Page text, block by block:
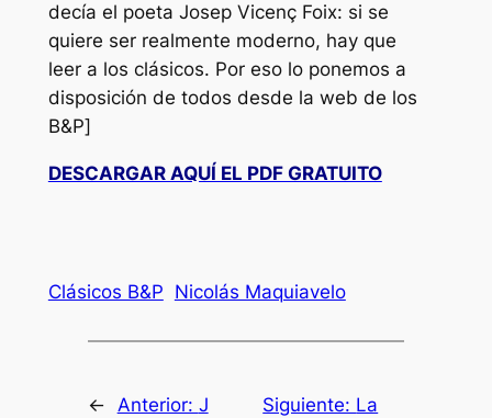
decía el poeta Josep Vicenç Foix: si se
quiere ser realmente moderno, hay que
leer a los clásicos. Por eso lo ponemos a
disposición de todos desde la web de los
B&P]
DESCARGAR AQUÍ EL PDF GRATUITO
Clásicos B&P Nicolás Maquiavelo
← Anterior: J
Siguiente: La